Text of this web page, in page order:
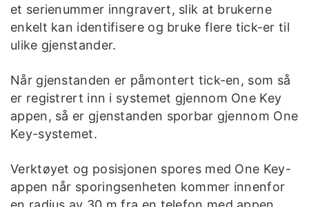
et serienummer inngravert, slik at brukerne
enkelt kan identifisere og bruke flere tick-er til
ulike gjenstander.
Når gjenstanden er påmontert tick-en, som så
er registrert inn i systemet gjennom One Key
appen, så er gjenstanden sporbar gjennom One
Key-systemet.
Verktøyet og posisjonen spores med One Key-
appen når sporingsenheten kommer innenfor